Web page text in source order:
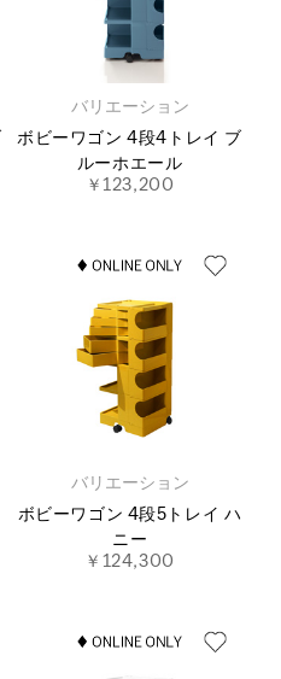
バリエーション
ボビーワゴン 4段4トレイ ブ
ルーホエール
￥123,200
バリエーション
ボビーワゴン 4段5トレイ ハ
ニー
￥124,300